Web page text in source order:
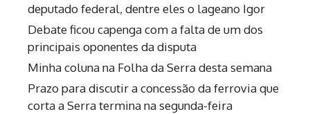
deputado federal, dentre eles o lageano Igor
Debate ficou capenga com a falta de um dos
principais oponentes da disputa
Minha coluna na Folha da Serra desta semana
Prazo para discutir a concessão da ferrovia que
corta a Serra termina na segunda-feira